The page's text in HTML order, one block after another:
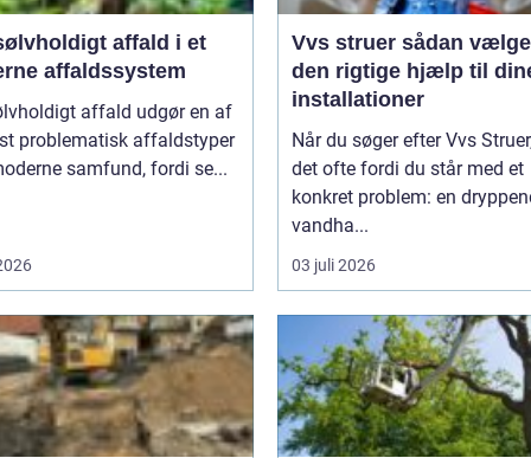
affald i et
affaldssystem
affald udgør en af
problematisk affaldstyper
samfund, fordi se...
Vvs struer sådan vælger du
den rigtige hjælp til
installationer
Når du søger efter Vvs
det ofte fordi du står med et
konkret problem: en
vandha...
03 juli 2026